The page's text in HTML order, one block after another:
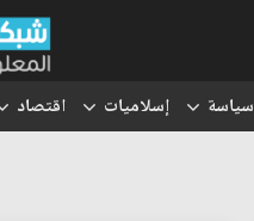
سياسة إسلاميات اقتصاد